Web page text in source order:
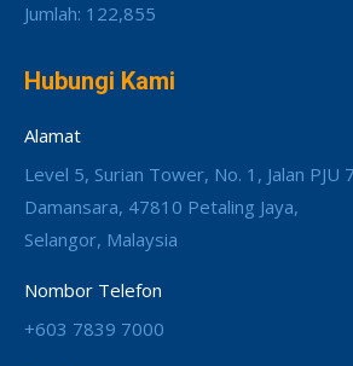
Jumlah: 122,855
Hubungi Kami
Alamat
Level 5, Surian Tower, No. 1, Jalan PJU
Damansara, 47810 Petaling Jaya,
Selangor, Malaysia
Nombor Telefon
+603 7839 7000